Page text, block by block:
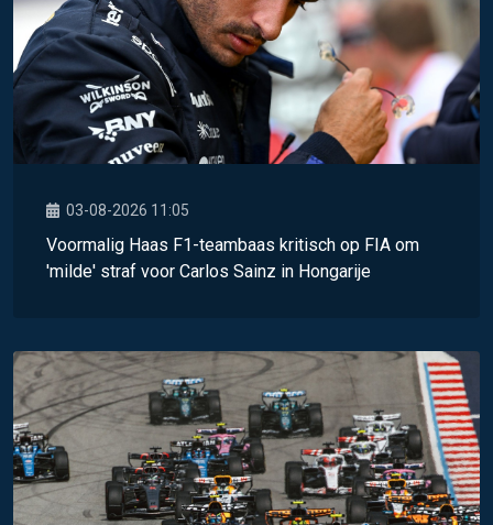
03-08-2026 11:05
Voormalig Haas F1-teambaas kritisch op FIA om
'milde' straf voor Carlos Sainz in Hongarije